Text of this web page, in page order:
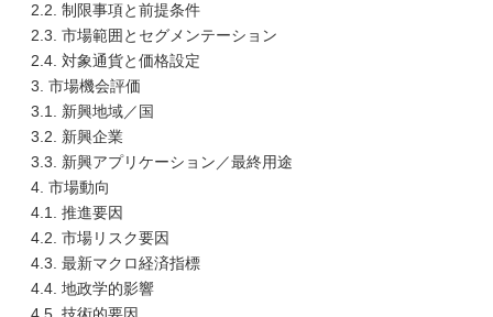
2.2. 制限事項と前提条件
2.3. 市場範囲とセグメンテーション
2.4. 対象通貨と価格設定
3. 市場機会評価
3.1. 新興地域／国
3.2. 新興企業
3.3. 新興アプリケーション／最終用途
4. 市場動向
4.1. 推進要因
4.2. 市場リスク要因
4.3. 最新マクロ経済指標
4.4. 地政学的影響